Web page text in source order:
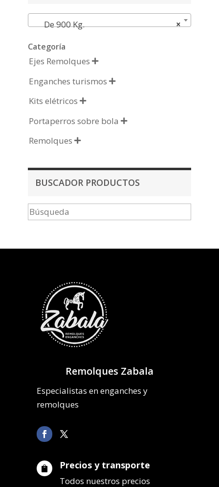
×
De 900 Kg.
Categoría
Ejes Remolques 
Enganches turismos 
Kits elétricos 
Portaperros sobre bola 
Remolques 
BUSCADOR PRODUCTOS
Remolques Zabala
Especialistas en enganches y
remolques
 Precios y transporte
Todos nuestros precios